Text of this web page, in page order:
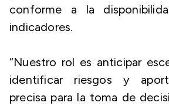
conforme a la
indicadores.
“Nuestro rol es anticipar
identificar riesgos y
precisa para la toma de